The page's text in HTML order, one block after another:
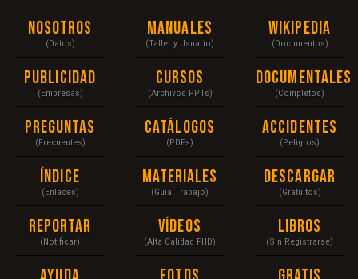
Nosotros
(Datos)
Publicidad
(Empresas)
Preguntas
(Frecuentes)
Índice
(Enlaces)
Reportar
(Notificar)
Manuales
(Taller y Usuario)
Cursos
(Archivos PPTs)
Catálogos
(PDFs)
Materiales
(Guía Trabajo)
Vídeos
(Alta Calidad FHD)
Wikipedia
(Documentos)
Documentales
(Completos)
Accidentes
(Peligros)
Descargar
(Gratuitos)
Libros
(Sin Registrarse)